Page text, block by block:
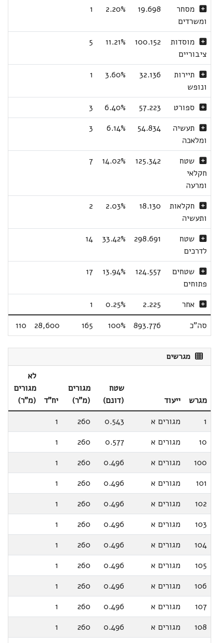
מסחר
ומשרדים
19.698
2.20%
1
מוסדות
ציבוריים
100.152
11.21%
5
תיירות
ונופש
32.136
3.60%
1
ספורט 57.223
6.40%
3
תעשיה
ומלאכה
54.834
6.14%
3
שטח
חקלאי
ומרעה
125.342
14.02%
7
חקלאות
ותעשיה
18.130
2.03%
2
שטח
לדרכים
298.691
33.42%
14
שטחים
פתוחים
124.557
13.94%
17
אחר 2.225
0.25%
1
סה"כ
893.776
100%
165
28,600
110
מגרשים
מגרש ייעוד
שטח
(דונם)
מגורים
(מ"ר)
יח"ד
לא
מגורים
(מ"ר)
1
מגורים א 0.543
260
1
10
מגורים א 0.577
260
1
100
מגורים א 0.496
260
1
101
מגורים א 0.496
260
1
102
מגורים א 0.496
260
1
103
מגורים א 0.496
260
1
104
מגורים א 0.496
260
1
105
מגורים א 0.496
260
1
106
מגורים א 0.496
260
1
107
מגורים א 0.496
260
1
108
מגורים א 0.496
260
1